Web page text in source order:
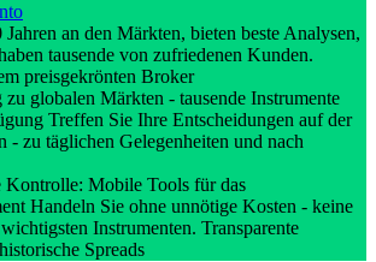
an den Märkten, bieten beste Analysen,
tausende von zufriedenen Kunden.
preisgekrönten Broker
globalen Märkten - tausende Instrumente
Treffen Sie Ihre Entscheidungen auf der
- zu täglichen Gelegenheiten und nach
Kontrolle: Mobile Tools für das
Handeln Sie ohne unnötige Kosten - keine
Instrumenten. Transparente
Spreads